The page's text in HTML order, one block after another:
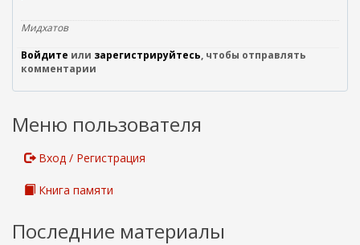
н
ш
я
с
с
Мидхатов
Войдите или зарегистрируйтесь, чтобы отправлять
комментарии
Меню пользователя
Вход / Регистрация
Книга памяти
Последние материалы